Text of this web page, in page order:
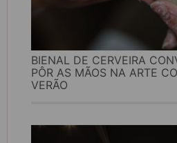
BIENAL DE CERVEIRA
PÔR AS MÃOS NA ARTE
VERÃO